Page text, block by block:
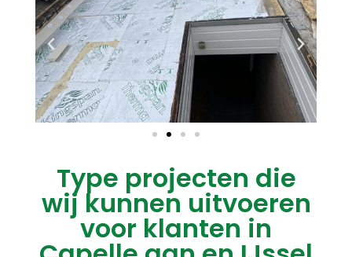
Type projecten die
wij kunnen uitvoeren
voor klanten in